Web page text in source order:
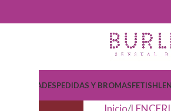
COSMETICADESPEDIDAS Y BROMASFETISH
Inicio